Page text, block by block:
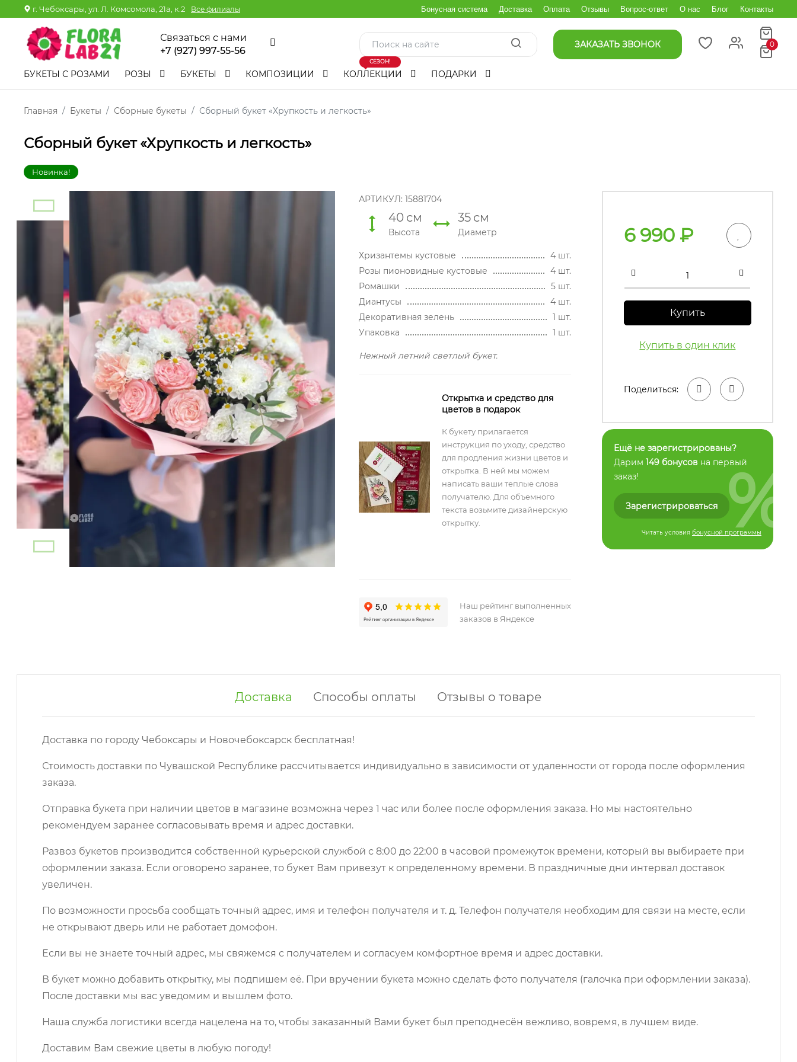
г. Чебоксары, ул. Л. Комсомола, 21а, к.2 Все филиалы Бонусная система Доставка Оплата Отзывы Вопрос-ответ О нас Блог Контакты
Связаться с нами
+7 (927) 997-55-56
ЗАКАЗАТЬ ЗВОНОК 0
БУКЕТЫ С РОЗАМИ РОЗЫ БУКЕТЫ КОМПОЗИЦИИ КОЛЛЕКЦИИ
СЕЗОН!
ПОДАРКИ
Главная Букеты Сборные букеты Сборный букет «Хрупкость и легкость»
Сборный букет «Хрупкость и легкость»
Новинка!
АРТИКУЛ: 15881704
40 см
Высота
35 см
Диаметр
Хризантемы кустовые
4 шт.
Розы пионовидные кустовые
4 шт.
Ромашки
5 шт.
Диантусы
4 шт.
Декоративная зелень
1 шт.
Упаковка
1 шт.
Нежный летний светлый букет.
Открытка и средство для
цветов в подарок
К букету прилагается
инструкция по уходу, средство
для продления жизни цветов и
открытка. В ней мы можем
написать ваши теплые слова
получателю. Для объемного
текста возьмите дизайнерскую
открытку.
Наш рейтинг выполненных
заказов в Яндексе
6 990₽
Купить
Купить в один клик
Поделиться:
Ещё не зарегистрированы?
Дарим 149 бонусовна первый
заказ!
Зарегистрироваться
Читать условия бонусной программы
%
Доставка Способы оплаты Отзывы о товаре
Доставка по городу Чебоксары и Новочебоксарск бесплатная!
Стоимость доставки по Чувашской Республике рассчитывается индивидуально в зависимости от удаленности от города после оформления
заказа.
Отправка букета при наличии цветов в магазине возможна через 1 час или более после оформления заказа. Но мы настоятельно
рекомендуем заранее согласовывать время и адрес доставки.
Развоз букетов производится собственной курьерской службой с 8:00 до 22:00 в часовой промежуток времени, который вы выбираете при
оформлении заказа. Если оговорено заранее, то букет Вам привезут к определенному времени. В праздничные дни интервал доставок
увеличен.
По возможности просьба сообщать точный адрес, имя и телефон получателя и т. д. Телефон получателя необходим для связи на месте, если
не открывают дверь или не работает домофон.
Если вы не знаете точный адрес, мы свяжемся с получателем и согласуем комфортное время и адрес доставки.
В букет можно добавить открытку, мы подпишем её. При вручении букета можно сделать фото получателя (галочка при оформлении заказа).
После доставки мы вас уведомим и вышлем фото.
Наша служба логистики всегда нацелена на то, чтобы заказанный Вами букет был преподнесён вежливо, вовремя, в лучшем виде.
Доставим Вам свежие цветы в любую погоду!